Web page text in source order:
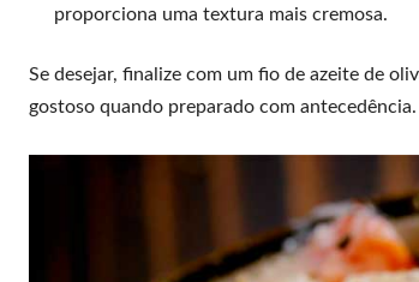
proporciona uma textura mais cremosa.
Se desejar, finalize com um fio de azeite de
gostoso quando preparado com antecedência.